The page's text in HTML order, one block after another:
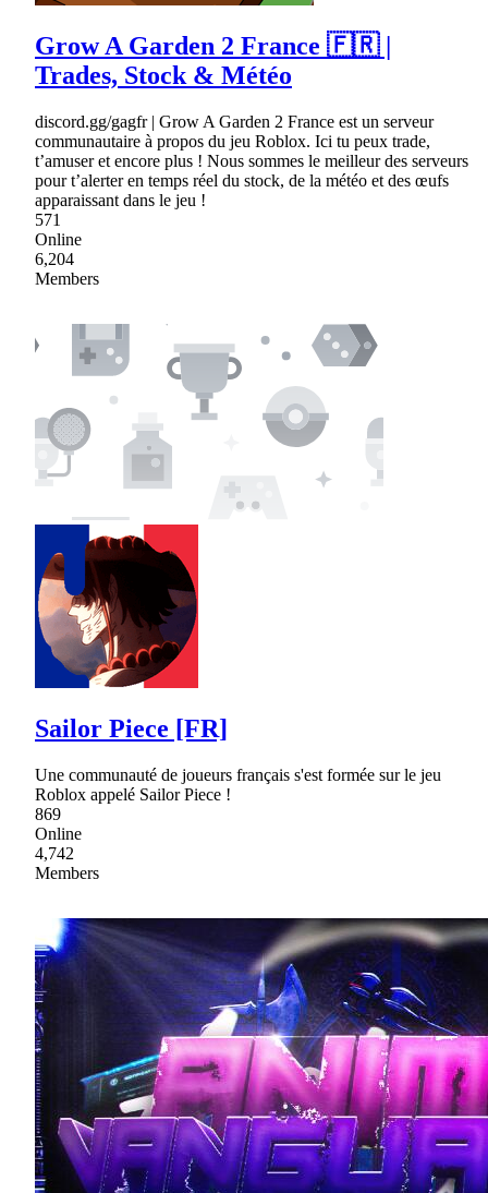
Grow A Garden 2 France 🇫🇷 |
Trades, Stock & Météo
discord.gg/gagfr | Grow A Garden 2 France est un serveur
communautaire à propos du jeu Roblox. Ici tu peux trade,
t’amuser et encore plus ! Nous sommes le meilleur des serveurs
pour t’alerter en temps réel du stock, de la météo et des œufs
apparaissant dans le jeu !
571
Online
6,204
Members
Sailor Piece [FR]
Une communauté de joueurs français s'est formée sur le jeu
Roblox appelé Sailor Piece !
869
Online
4,742
Members